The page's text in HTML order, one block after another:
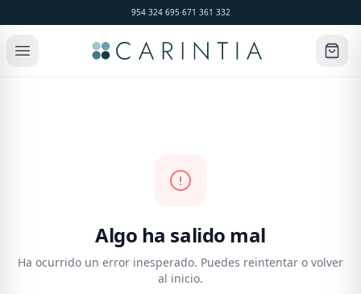
954 324 695·671 361 332
Algo ha salido mal
Ha ocurrido un error inesperado. Puedes reintentar o volver
al inicio.